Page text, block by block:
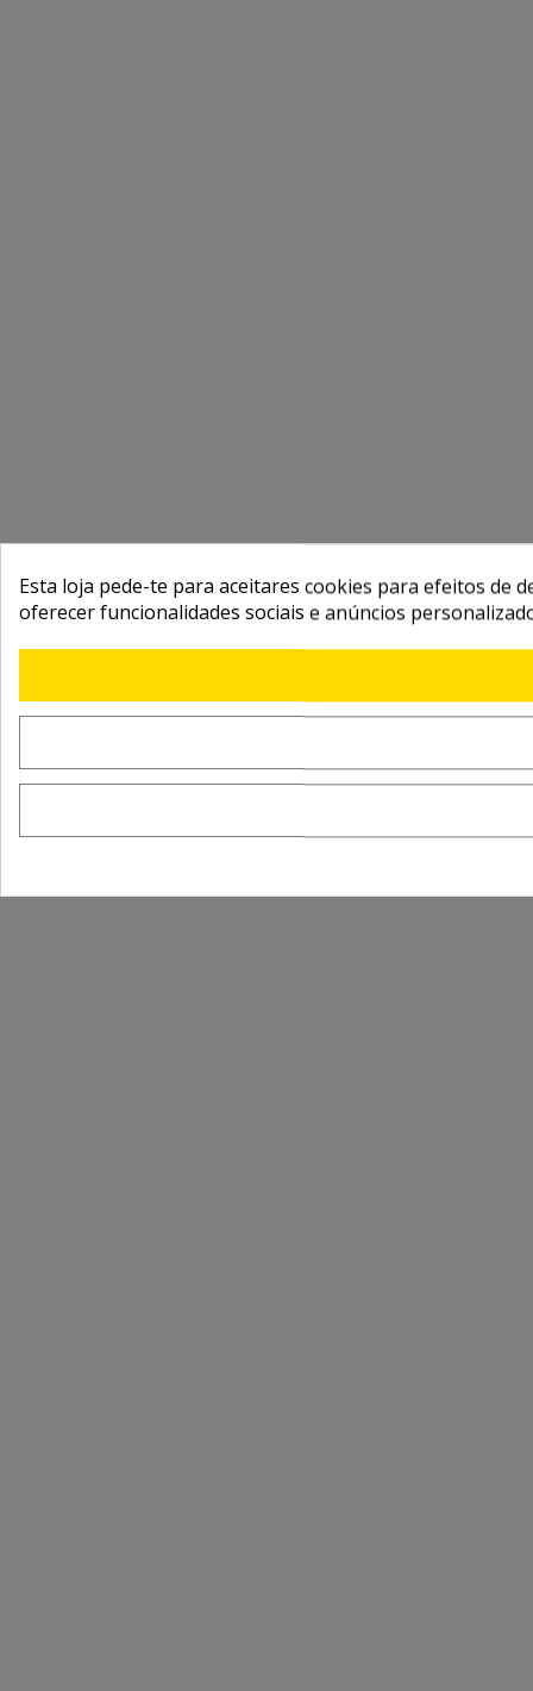
Esta loja pede-te para aceitares cookies para efeitos de
oferecer funcionalidades sociais e anúncios